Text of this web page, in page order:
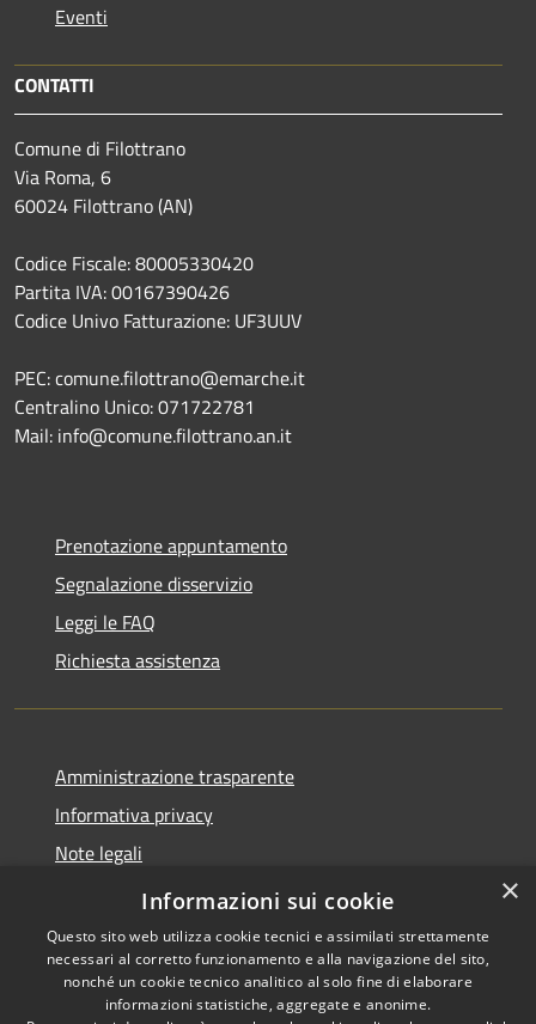
Eventi
CONTATTI
Comune di Filottrano
Via Roma, 6
60024 Filottrano (AN)
Codice Fiscale: 80005330420
Partita IVA: 00167390426
Codice Univo Fatturazione: UF3UUV
PEC: comune.filottrano@emarche.it
Centralino Unico: 071722781
Mail: info@comune.filottrano.an.it
Prenotazione appuntamento
Segnalazione disservizio
Leggi le FAQ
Richiesta assistenza
Amministrazione trasparente
Informativa privacy
Note legali
Dichiarazione di accessibilità
Copyright © 2026 • Comune di
×
Informazioni sui cookie
Questo sito web utilizza cookie tecnici e assimilati strettamente
necessari al corretto funzionamento e alla navigazione del sito,
nonché un cookie tecnico analitico al solo fine di elaborare
informazioni statistiche, aggregate e anonime.